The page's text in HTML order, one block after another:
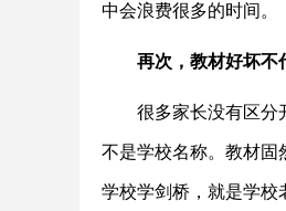
中会浪费很多的时间。
再次，教材好坏不
很多家长没有区分开
不是学校名称。教材固
学校学剑桥，就是学校